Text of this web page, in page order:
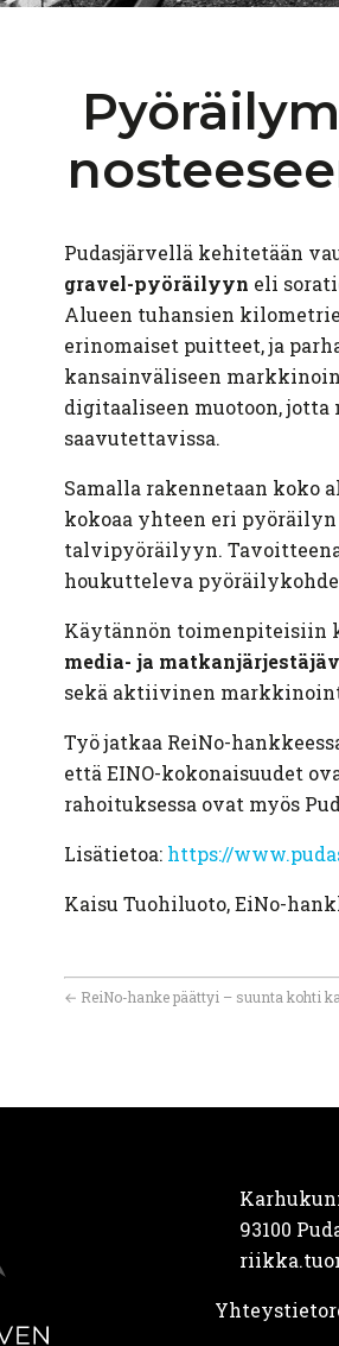
Pudasjärvellä kehitetään
gravel-pyöräilyyn eli
Alueen tuhansien
erinomaiset puitteet, ja
kansainväliseen
digitaaliseen muotoon,
saavutettavissa.
Samalla rakennetaan koko
kokoaa yhteen eri
talvipyöräilyyn.
houkutteleva
Käytännön toimenpiteisiin
media- ja
sekä aktiivinen
Työ jatkaa ReiNo-
että EINO-kokonaisuudet
rahoituksessa ovat myös
Lisätietoa: https://
Kaisu Tuohiluoto, EiNo-
← ReiNo-hanke päättyi – suunta kohti
93100